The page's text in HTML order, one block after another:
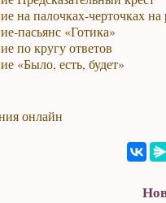
на палочках-черточках на
пасьянс «Готика»
по кругу ответов
«Было, есть, будет»
онлайн